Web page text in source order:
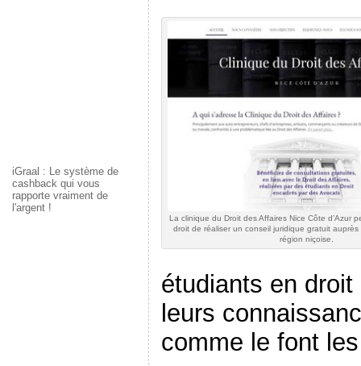
iGraal : Le système de
cashback qui vous
rapporte vraiment de
l'argent !
La clinique du Droit des Affaires Nice Côte d’Azur
droit de réaliser un conseil juridique gratuit auprès
région niçoise.
étudiants en
leurs
comme le font